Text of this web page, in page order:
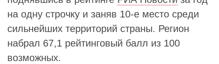
на одну строчку и заняв 10-е место среди
сильнейших территорий страны. Регион
набрал 67,1 рейтинговый балл из 100
возможных.